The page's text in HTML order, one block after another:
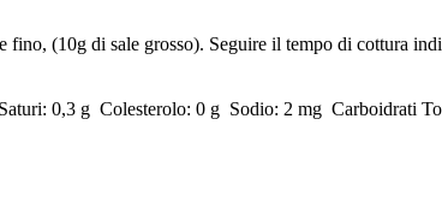
(10g di sale grosso). Seguire il tempo di cottura
0,3 g Colesterolo: 0 g Sodio: 2 mg Carboidrati